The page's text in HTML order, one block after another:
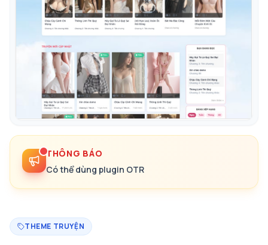
THÔNG BÁO
Có thể dùng plugin OTR
THEME TRUYỆN